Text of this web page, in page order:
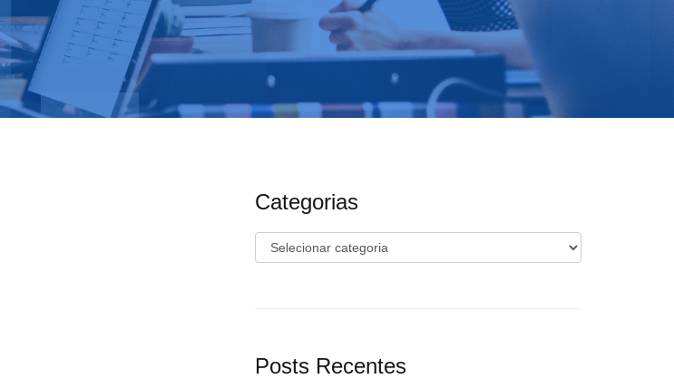
Categorias
Categorias
Posts Recentes